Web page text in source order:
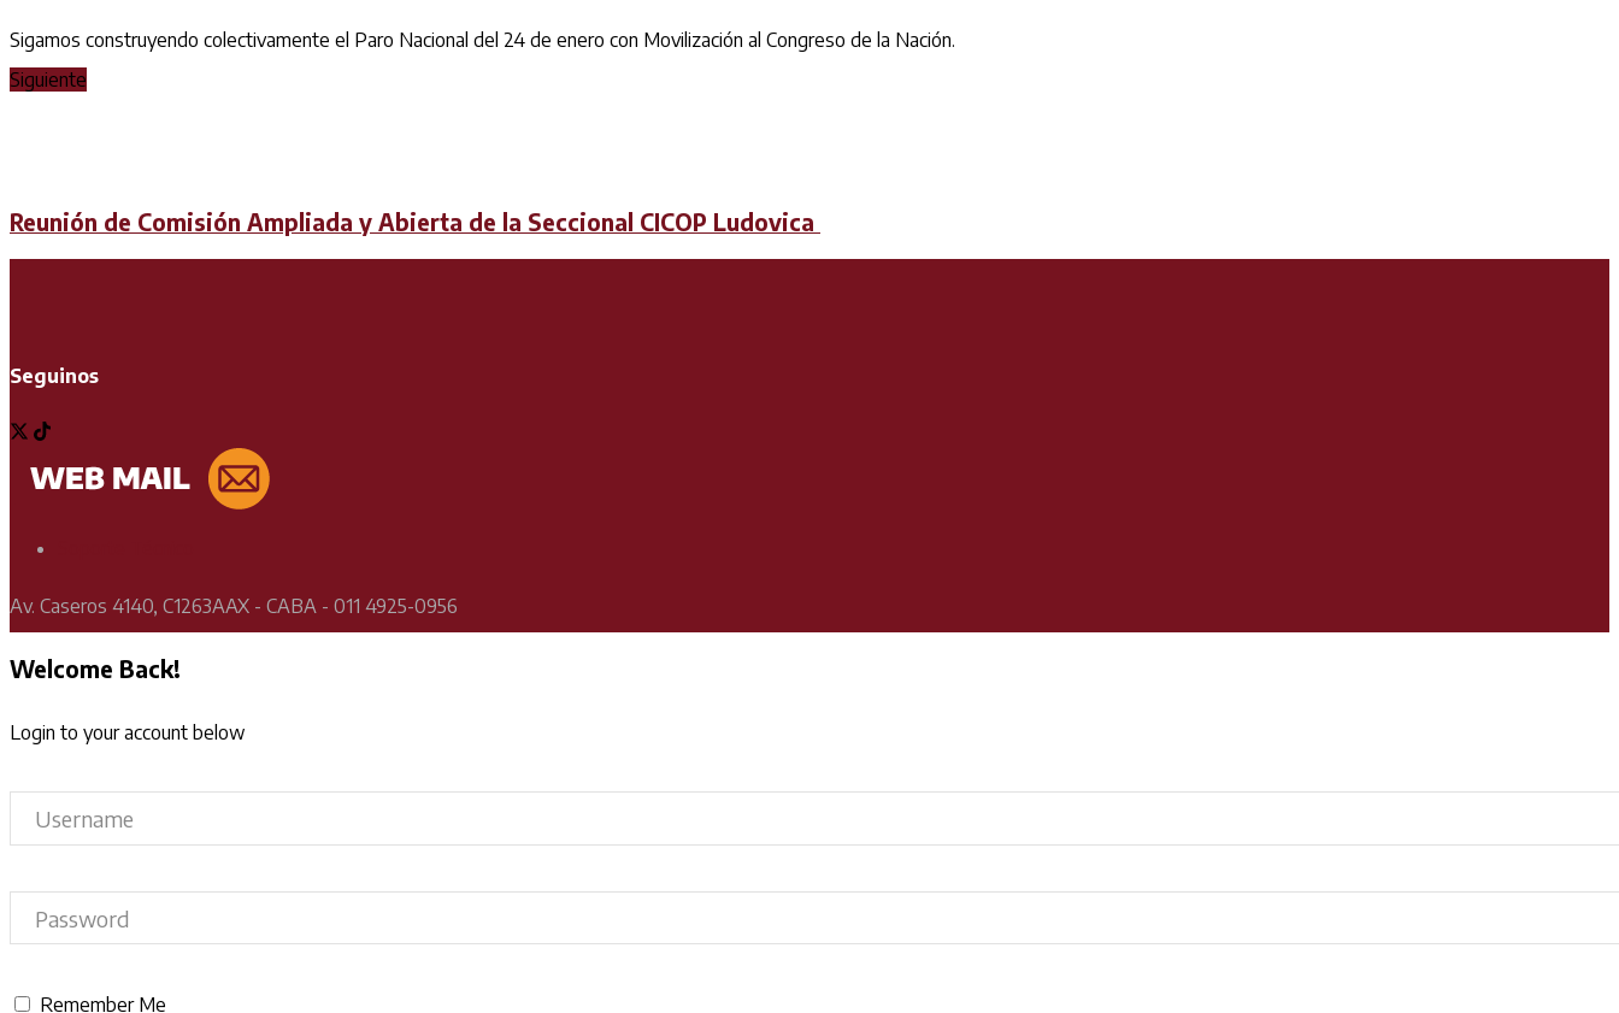
Sigamos construyendo colectivamente el Paro Nacional del 24 de enero con Movilización al Congreso de la Nación.
Siguiente
Reunión de Comisión Ampliada y Abierta de la Seccional CICOP Ludovica
Seguinos
Av. Caseros 4140, C1263AAX - CABA - 011 4925-0956
Welcome Back!
Login to your account below
Remember Me